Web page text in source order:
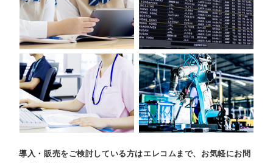
導入・販売をご検討している方はエレコムまで、お気軽にお問